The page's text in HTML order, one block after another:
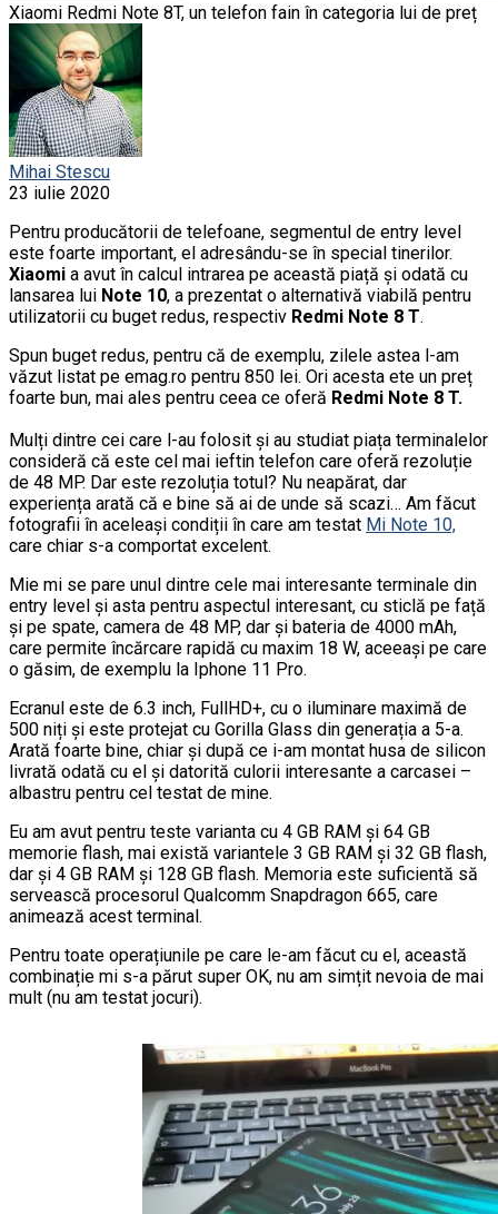
Xiaomi Redmi Note 8T, un telefon fain în categoria lui de preț
Mihai Stescu
23 iulie 2020
Pentru producătorii de telefoane, segmentul de entry level
este foarte important, el adresându-se în special tinerilor.
Xiaomi a avut în calcul intrarea pe această piață și odată cu
lansarea lui Note 10, a prezentat o alternativă viabilă pentru
utilizatorii cu buget redus, respectiv Redmi Note 8 T.
Spun buget redus, pentru că de exemplu, zilele astea l-am
văzut listat pe emag.ro pentru 850 lei. Ori acesta ete un preț
foarte bun, mai ales pentru ceea ce oferă Redmi Note 8 T.
Mulți dintre cei care l-au folosit și au studiat piața terminalelor
consideră că este cel mai ieftin telefon care oferă rezoluție
de 48 MP. Dar este rezoluția totul? Nu neapărat, dar
experiența arată că e bine să ai de unde să scazi… Am făcut
fotografii în aceleași condiții în care am testat Mi Note 10,
care chiar s-a comportat excelent.
Mie mi se pare unul dintre cele mai interesante terminale din
entry level și asta pentru aspectul interesant, cu sticlă pe față
și pe spate, camera de 48 MP, dar și bateria de 4000 mAh,
care permite încărcare rapidă cu maxim 18 W, aceeași pe care
o găsim, de exemplu la Iphone 11 Pro.
Ecranul este de 6.3 inch, FullHD+, cu o iluminare maximă de
500 niți și este protejat cu Gorilla Glass din generația a 5-a.
Arată foarte bine, chiar și după ce i-am montat husa de silicon
livrată odată cu el și datorită culorii interesante a carcasei –
albastru pentru cel testat de mine.
Eu am avut pentru teste varianta cu 4 GB RAM și 64 GB
memorie flash, mai există variantele 3 GB RAM și 32 GB flash,
dar și 4 GB RAM și 128 GB flash. Memoria este suficientă să
servească procesorul Qualcomm Snapdragon 665, care
animează acest terminal.
Pentru toate operațiunile pe care le-am făcut cu el, această
combinație mi s-a părut super OK, nu am simțit nevoia de mai
mult (nu am testat jocuri).